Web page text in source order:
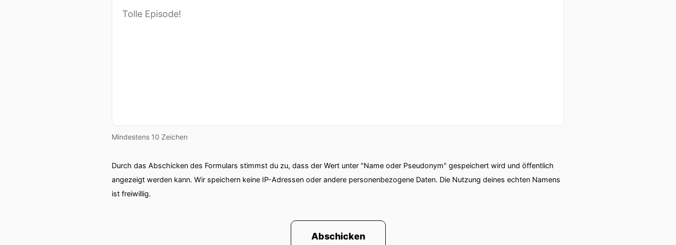
Mindestens 10 Zeichen
Durch das Abschicken des Formulars stimmst du zu, dass der Wert unter "Name oder Pseudonym" gespeichert wird und öffentlich
angezeigt werden kann. Wir speichern keine IP-Adressen oder andere personenbezogene Daten. Die Nutzung deines echten Namens
ist freiwillig.
Abschicken